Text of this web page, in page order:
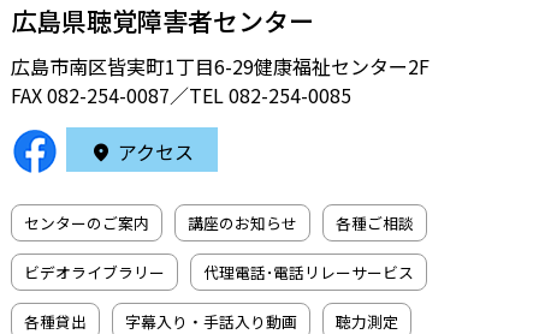
広島県聴覚障害者センター
広島市南区皆実町1丁目6-29健康福祉センター2F
FAX 082-254-0087／TEL082-254-0085
アクセス
センターのご案内 講座のお知らせ 各種ご相談
ビデオライブラリー 代理電話･電話リレーサービス
各種貸出 字幕入り・手話入り動画 聴力測定